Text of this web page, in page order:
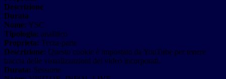
Descrizione
Durata
Nome: YSC
Tipologia: analitico
Proprieta: Terza-parte
Descrizione: Questo cookie è impostato da YouTube per tenere
traccia delle visualizzazioni dei video incorporati.
Durata: Sessione